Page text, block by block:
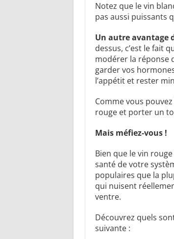
Notez que le vin
pas aussi puissants
Un autre avantage
dessus, c’est le fait
modérer la réponse
garder vos
l’appétit et rester
Comme vous
rouge et porter un
Mais méfiez-vous !
Bien que le vin
santé de votre
populaires que la
qui nuisent
ventre.
Découvrez quels
suivante :